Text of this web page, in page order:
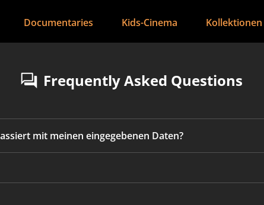
Documentaries Kids-Cinema Kollektionen
Frequently Asked Questions
mit meinen eingegebenen Daten?